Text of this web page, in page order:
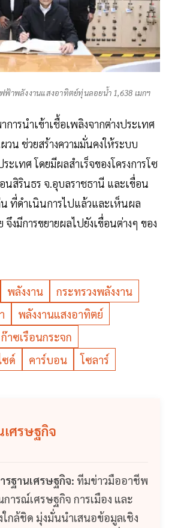
ฟฟ้าพลังงานแสงอาทิตย์ทุ่นลอยน้ำ 1,638 เมกฯ
การนำเข้าเชื้อเพลิงจากต่างประเทศ
วน ช่วยสร้างความมั่นคงให้ระบบ
ะเทศ โดยมีผลสำเร็จของโครงการโซ
นสิรินธร จ.อุบลราชธานี และเขื่อน
ที่ดำเนินการไปแล้วและเห็นผล
จึงมีการขยายผลไปยังเขื่อนต่างๆ ของ
พลังงาน
กระทรวงพลังงาน
พลังงานแสงอาทิตย์
ก๊าซเรือนกระจก
ซด์
คาร์บอน โซลาร์
เศรษฐกิจ
รฐานเศรษฐกิจ: ทีมข่าวมืออาชีพ
ารณ์เศรษฐกิจ การเมือง และ
ใกล้ชิด มุ่งมั่นนำเสนอข้อมูลเชิง